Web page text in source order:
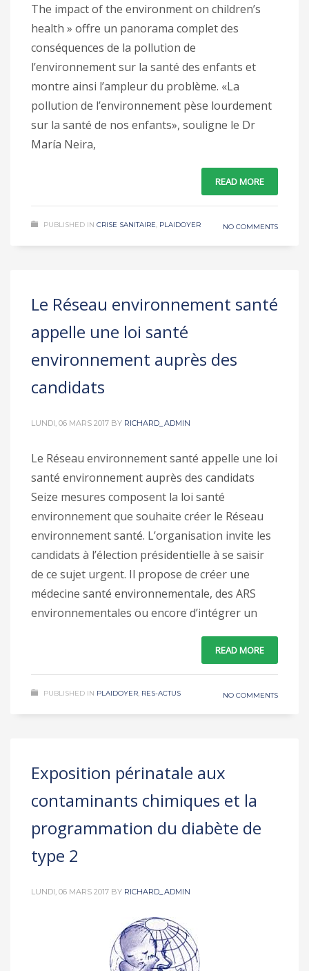
The impact of the environment on children’s
health » offre un panorama complet des
conséquences de la pollution de
l’environnement sur la santé des enfants et
montre ainsi l’ampleur du problème. «La
pollution de l’environnement pèse lourdement
sur la santé de nos enfants», souligne le Dr
María Neira,
READ MORE
PUBLISHED IN CRISE SANITAIRE PLAIDOYER NO COMMENTS
Le Réseau environnement santé
appelle une loi santé
environnement auprès des
candidats
LUNDI, 06 MARS 2017 BY RICHARD_ADMIN
Le Réseau environnement santé appelle une loi
santé environnement auprès des candidats
Seize mesures composent la loi santé
environnement que souhaite créer le Réseau
environnement santé. L’organisation invite les
candidats à l’élection présidentielle à se saisir
de ce sujet urgent. Il propose de créer une
médecine santé environnementale, des ARS
environnementales ou encore d’intégrer un
READ MORE
PUBLISHED IN PLAIDOYER RES-ACTUS NO COMMENTS
Exposition périnatale aux
contaminants chimiques et la
programmation du diabète de
type 2
LUNDI, 06 MARS 2017 BY RICHARD_ADMIN